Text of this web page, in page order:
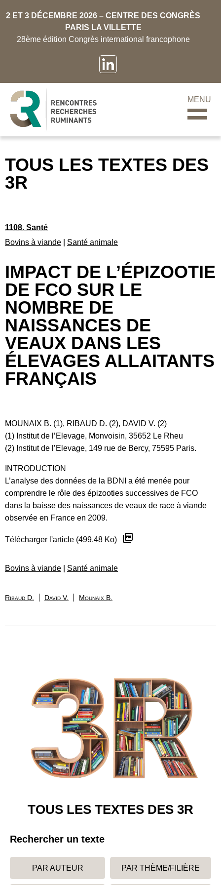
2 ET 3 DÉCEMBRE 2026 – CENTRE DES CONGRÈS
PARIS LA VILLETTE
28ème édition Congrès international francophone
MENU
TOUS LES TEXTES DES
3R
1108. Santé
Bovins à viande
Santé animale
IMPACT DE L’ÉPIZOOTIE
DE FCO SUR LE
NOMBRE DE
NAISSANCES DE
VEAUX DANS LES
ÉLEVAGES ALLAITANTS
FRANÇAIS
MOUNAIX B. (1), RIBAUD D. (2), DAVID V. (2)
(1) Institut de l’Elevage, Monvoisin, 35652 Le Rheu
(2) Institut de l’Elevage, 149 rue de Bercy, 75595 Paris.
INTRODUCTION
L’analyse des données de la BDNI a été menée pour
comprendre le rôle des épizooties successives de FCO
dans la baisse des naissances de veaux de race à viande
observée en France en 2009.
Télécharger l'article (499.48 Ko)
Bovins à viande Santé animale
Ribaud D. David V. Mounaix B.
TOUS LES TEXTES DES 3R
Rechercher un texte
PAR AUTEUR PAR THÈME/FILIÈRE